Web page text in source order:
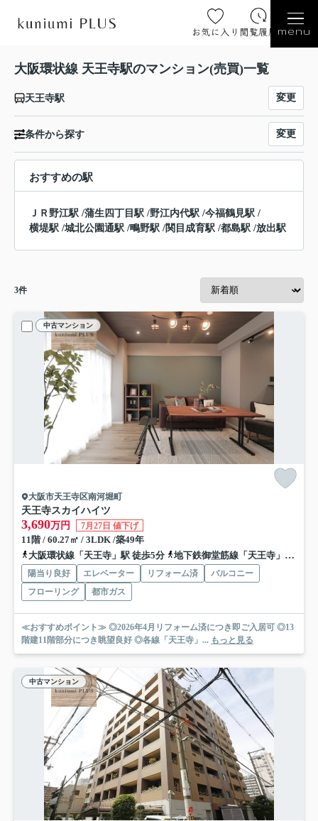
お気に入り 閲覧履歴 menu
大阪環状線 天王寺駅のマンション(売買)一覧
天王寺駅 変更
条件から探す 変更
おすすめの駅
ＪＲ野江駅 /蒲生四丁目駅 /野江内代駅 /今福鶴見駅 /
横堤駅 /城北公園通駅 /鴫野駅 /関目成育駅 /都島駅 /放出駅
3件
中古マンション
大阪市天王寺区南河堀町
天王寺スカイハイツ
3,690万円 7月27日 値下げ
11階 / 60.27㎡ / 3LDK /築49年
大阪環状線「天王寺」駅 徒歩5分
地下鉄御堂筋線「天王寺」駅 徒歩5分
陽当り良好 エレベーター リフォーム済
バルコニー
フローリング
都市ガス
≪おすすめポイント≫ ◎2026年4月リフォーム済につき即ご入居可 ◎13
階建11階部分につき眺望良好 ◎各線「天王寺」... もっと見る
中古マンション